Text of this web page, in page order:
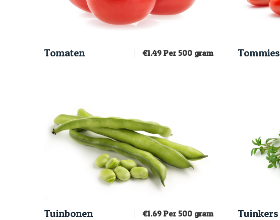
Tomaten €1.49 Per 500 gram Tommies
Tuinbonen €1.69 Per 500 gram Tuinkers